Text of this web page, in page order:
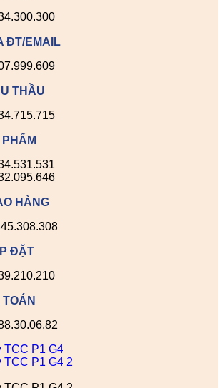
ĐT/EMAIL
THẦU
HÀNG
ĐẶT